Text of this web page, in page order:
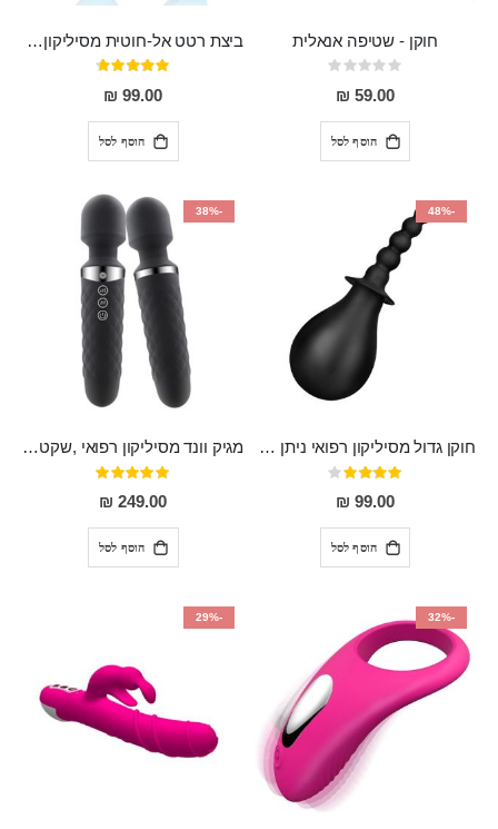
חוקן - שטיפה אנאלית
Rating:
0%
59.00 ₪
הוסף לסל
ביצת רטט אל-חוטית מסיליקון רפואי בגודל של 8 ס"מ ורוחב 3 ס"מ בעלת 20 מהירויות שונות "ENKI"
דירוג:
93%
99.00 ₪
הוסף לסל
-48%
חוקן גדול מסיליקון רפואי ניתן לשימוש גם כפלאג וגם כחרוזים אנאלים
דירוג:
80%
99.00 ₪
הוסף לסל
-38%
מגיק וונד מסיליקון רפואי ,שקט במיוחד, נטען בעל 10 מהירויות שונות "Erna"
דירוג:
100%
249.00 ₪
הוסף לסל
-32%
-29%